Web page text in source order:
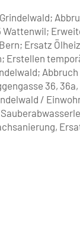
Ersatz
Erstellen
36, 36a,
/